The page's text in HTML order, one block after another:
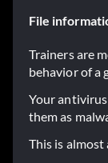
File
Trainers are
behavior of a
Your
them as
This is almost